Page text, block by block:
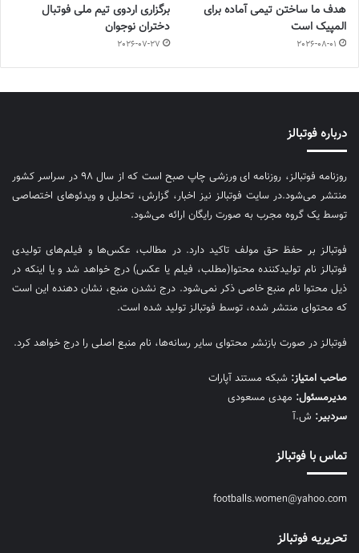
هدف ما ساختن تیمی آماده برای
المپیک است
2026-08-01
برگزاری اردوی تیم ملی فوتبال
دختران نوجوان
2026-07-27
درباره فوتبالز
روزنامه فوتبالز، روزنامه ای ورزشی چاپ صبح است که از سال ۹۸ در سراسر کشور
منتشر می‌شود.در سایت فوتبالز نیز اخبار، گزارش، تحلیل و ویدئوهای اختصاصی
توسط یک گروه مجرب به صورت رایگان ارائه می‌شود.
فوتبالز بر حفظ حق مولف تاکید دارد. در مطالب، عکس‌ها و فیلم‌های تولیدی
فوتبالز نام تولیدکننده محتوا(مطلب، فیلم یا عکس) درج خواهد شد و یا اینکه در
ذیل محتوا نام منبع خاصی ذکر نمی‌‎شود. درج نشدن منبع، نشان دهنده این است
که محتوای منتشر شده، توسط فوتبالز تولید شده است.
فوتبالز در صورت بازنشر محتوای سایر رسانه‌ها، نام منبع اصلی را درج خواهد کرد.
صاحب امتیاز: شبکه مستند آپارات
مديرمسئول: مهدی مسعودی
سردبیر: ش.آ
تماس با فوتبالز
footballs.women@yahoo.com
تحریریه فوتبالز